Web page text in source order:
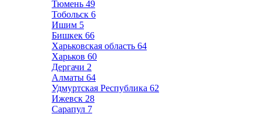
Тюмень 49
Тобольск 6
Ишим 5
Бишкек 66
Харьковская область 64
Харьков 60
Дергачи 2
Алматы 64
Удмуртская Республика 62
Ижевск 28
Сарапул 7